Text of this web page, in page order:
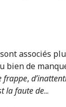
associés
bien de
frappe,
la faute de...